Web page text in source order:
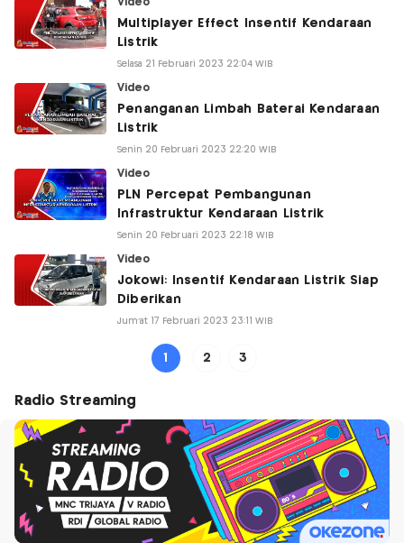
Video
Multiplayer Effect Insentif Kendaraan
Listrik
Selasa 21 Februari 2023 22:04 WIB
Video
Penanganan Limbah Baterai Kendaraan
Listrik
Senin 20 Februari 2023 22:20 WIB
Video
PLN Percepat Pembangunan
Infrastruktur Kendaraan Listrik
Senin 20 Februari 2023 22:18 WIB
Video
Jokowi: Insentif Kendaraan Listrik Siap
Diberikan
Jum'at 17 Februari 2023 23:11 WIB
1 2 3
Radio Streaming